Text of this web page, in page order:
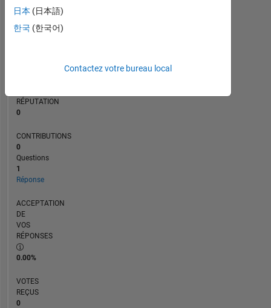
RANG
231
RÉPUTATION
0
CONTRIBUTIONS
0
Questions
1
Réponse
ACCEPTATION
DE
VOS
RÉPONSES
0.00%
VOTES
REÇUS
0
日本 (日本語)
한국 (한국어)
Contactez votre bureau local